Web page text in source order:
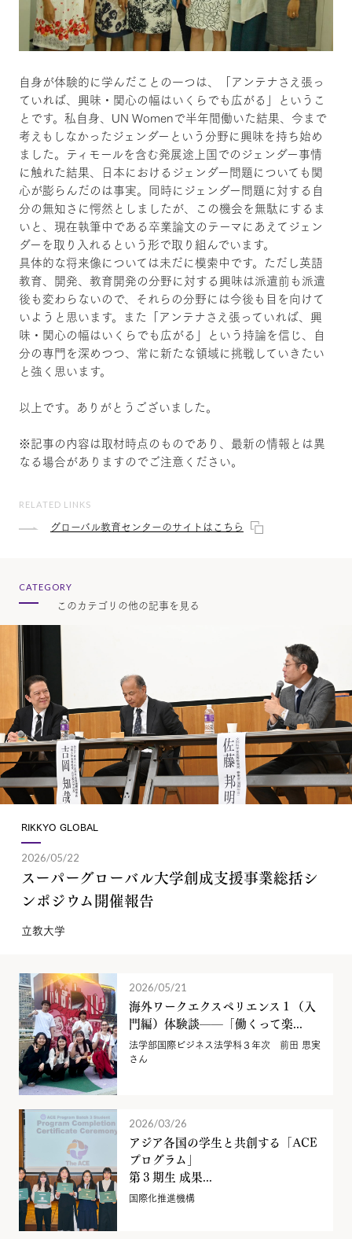
自身が体験的に学んだことの一つは、「アンテナさえ張っ
ていれば、興味・関心の幅はいくらでも広がる」というこ
とです。私自身、UN Womenで半年間働いた結果、今まで
考えもしなかったジェンダーという分野に興味を持ち始め
ました。ティモールを含む発展途上国でのジェンダー事情
に触れた結果、日本におけるジェンダー問題についても関
心が膨らんだのは事実。同時にジェンダー問題に対する自
分の無知さに愕然としましたが、この機会を無駄にするま
いと、現在執筆中である卒業論文のテーマにあえてジェン
ダーを取り入れるという形で取り組んでいます。
具体的な将来像については未だに模索中です。ただし英語
教育、開発、教育開発の分野に対する興味は派遣前も派遣
後も変わらないので、それらの分野には今後も目を向けて
いようと思います。また「アンテナさえ張っていれば、興
味・関心の幅はいくらでも広がる」という持論を信じ、自
分の専門を深めつつ、常に新たな領域に挑戦していきたい
と強く思います。
以上です。ありがとうございました。
※記事の内容は取材時点のものであり、最新の情報とは異
なる場合がありますのでご注意ください。
RELATED LINKS
グローバル教育センターのサイトはこちら
CATEGORY
このカテゴリの他の記事を見る
RIKKYO GLOBAL
2026/05/22
スーパーグローバル大学創成支援事業総括シ
ンポジウム開催報告
立教大学
2026/05/21
海外ワークエクスペリエンス１（入
門編）体験談——「働くって楽...
法学部国際ビジネス法学科３年次 前田 思実
さん
2026/03/26
アジア各国の学生と共創する「ACE
プログラム」
第３期生 成果...
国際化推進機構